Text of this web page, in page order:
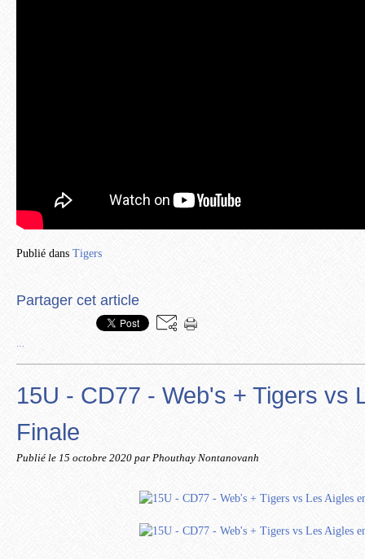
Publié dans Tigers
Partager cet article
15U - CD77 - Web's + Tigers vs
Finale
Publié le 15 octobre 2020 par Phouthay Nontanovanh